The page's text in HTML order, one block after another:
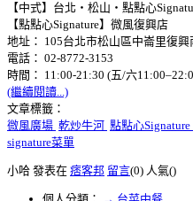
【中式】台北‧松山‧點點心
【點點心Signature】微風復興店
地址： 105台北市松山區中崙里復
電話： 02-8772-3153
時間： 11:00-21:30 (五/六
(繼續閱讀...)
文章標籤：
微風廣場 乾炒牛河 點點心Signature
signature菜單
小哈 發表在 痞客邦 留言(0) 人氣()